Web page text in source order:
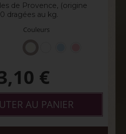
de Provence, (origine
dragées au kg.
Couleurs
€
AU PANIER